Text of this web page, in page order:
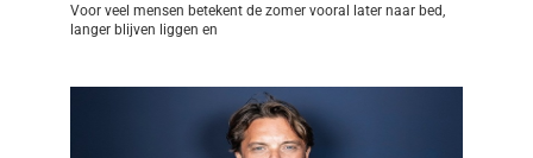
Voor veel mensen betekent de zomer vooral later naar bed,
langer blijven liggen en